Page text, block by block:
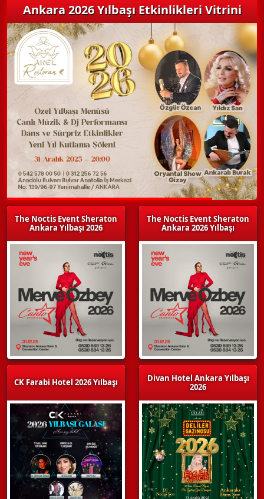
Ankara 2026 Yılbaşı Etkinlikleri Vitrini
The Noctis Event Sheraton
Ankara Yılbaşı 2026
CK Farabi Hotel 2026 Yılbaşı
The Noctis Event Sheraton
Ankara 2026 Yılbaşı
Divan Hotel Ankara Yılbaşı
2026